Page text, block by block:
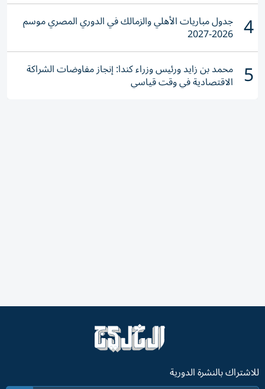
4 جدول مباريات الأهلي والزمالك في الدوري المصري موسم
2026-2027
5 محمد بن زايد ورئيس وزراء كندا: إنجاز مفاوضات الشراكة
الاقتصادية في وقت قياسي
للاشتراك بالنشرة الدورية